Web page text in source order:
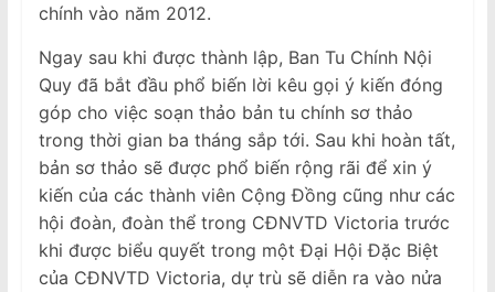
chính vào năm 2012.
Ngay sau khi được thành lập, Ban Tu Chính Nội
Quy đã bắt đầu phổ biến lời kêu gọi ý kiến đóng
góp cho việc soạn thảo bản tu chính sơ thảo
trong thời gian ba tháng sắp tới. Sau khi hoàn tất,
bản sơ thảo sẽ được phổ biến rộng rãi để xin ý
kiến của các thành viên Cộng Đồng cũng như các
hội đoàn, đoàn thể trong CĐNVTD Victoria trước
khi được biểu quyết trong một Đại Hội Đặc Biệt
của CĐNVTD Victoria, dự trù sẽ diễn ra vào nửa